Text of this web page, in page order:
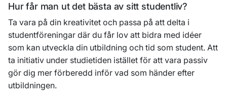
Hur får man ut det bästa av sitt studentliv?
Ta vara på din kreativitet och passa på att delta i
studentföreningar där du får lov att bidra med idéer
som kan utveckla din utbildning och tid som student. Att
ta initiativ under studietiden istället för att vara passiv
gör dig mer förberedd inför vad som händer efter
utbildningen.